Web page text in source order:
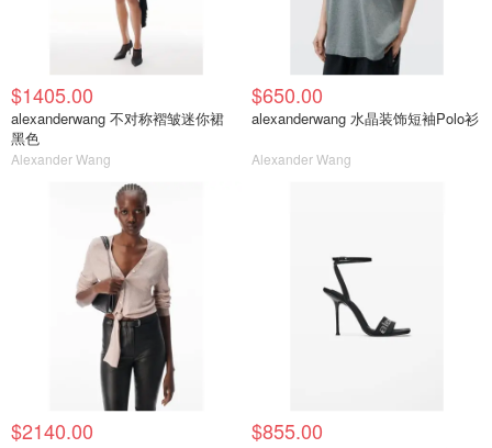
$1405.00
alexanderwang 不对称褶皱迷你裙
黑色
Alexander Wang
$650.00
alexanderwang 水晶装饰短袖Polo衫
Alexander Wang
$2140.00 $855.00